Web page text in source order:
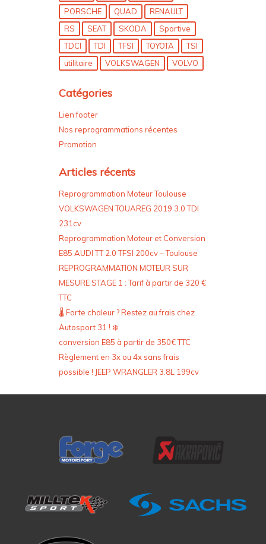
PORSCHE
QUAD
RENAULT
RS
SEAT SKODA
Sportive
TDCI
TDI TFSI TOYOTA
TSI
utilitaire
VOLKSWAGEN VOLVO
Catégories
Lien footer
Nos reprogrammations récentes
Promotion
Articles récents
Reprogrammation Moteur Toulouse
VOLKSWAGEN TOUAREG 2019 3.0 TDI
231cv
Reprogrammation Moteur et Conversion
E85 AUDI TT 2.0 TFSI 200cv – Toulouse
REPROGRAMMATION MOTEUR SUR
MESURE STAGE 1 : Tarif à partir de 320 €
TTC
🌡️ Forte chaleur ? Restez au frais chez
Autosport 31 ! ❄️
conversion E85 à partir de 350€ TTC
Règlement en 3x ou 4x sans frais
possible ! JEEP WRANGLER 3.8L 199cv